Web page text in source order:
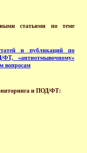
статьями по теме
и публикаций по
ФТ, «антиотмывочному»
вопросам
и ПОД/ФТ: